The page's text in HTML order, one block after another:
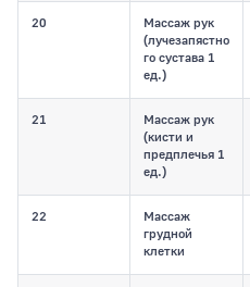
20
Массаж рук
(лучезапястно
го сустава 1
ед.)
21
Массаж рук
(кисти и
предплечья 1
ед.)
22
Массаж
грудной
клетки